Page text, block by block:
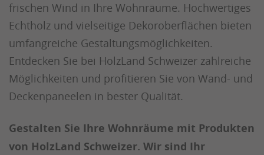
frischen Wind in Ihre Wohnräume. Hochwertiges
Echtholz und vielseitige Dekoroberflächen bieten
umfangreiche Gestaltungsmöglichkeiten.
Entdecken Sie bei HolzLand Schweizer zahlreiche
Möglichkeiten und profitieren Sie von Wand- und
Deckenpaneelen in bester Qualität.
Gestalten Sie Ihre Wohnräume mit Produkten
von HolzLand Schweizer. Wir sind Ihr